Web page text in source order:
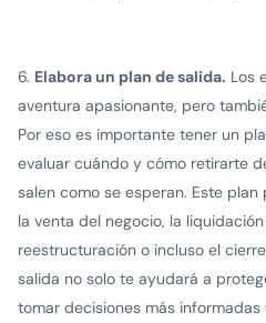
Elabora un plan de salida. Los
aventura apasionante, pero
Por eso es importante tener un
evaluar cuándo y cómo retirarte
salen como se esperan. Este
la venta del negocio, la
reestructuración o incluso el
salida no solo te ayudará a
tomar decisiones más